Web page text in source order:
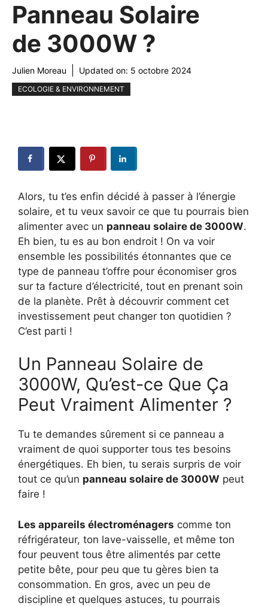
Panneau Solaire
de 3000W ?
Julien Moreau Updated on: 5 octobre 2024
ECOLOGIE & ENVIRONNEMENT
Alors, tu t’es enfin décidé à passer à l’énergie
solaire, et tu veux savoir ce que tu pourrais bien
alimenter avec un panneau solaire de 3000W.
Eh bien, tu es au bon endroit ! On va voir
ensemble les possibilités étonnantes que ce
type de panneau t’offre pour économiser gros
sur ta facture d’électricité, tout en prenant soin
de la planète. Prêt à découvrir comment cet
investissement peut changer ton quotidien ?
C’est parti !
Un Panneau Solaire de
3000W, Qu’est-ce Que Ça
Peut Vraiment Alimenter ?
Tu te demandes sûrement si ce panneau a
vraiment de quoi supporter tous tes besoins
énergétiques. Eh bien, tu serais surpris de voir
tout ce qu’un panneau solaire de 3000W peut
faire !
Les appareils électroménagers comme ton
réfrigérateur, ton lave-vaisselle, et même ton
four peuvent tous être alimentés par cette
petite bête, pour peu que tu gères bien ta
consommation. En gros, avec un peu de
discipline et quelques astuces, tu pourrais